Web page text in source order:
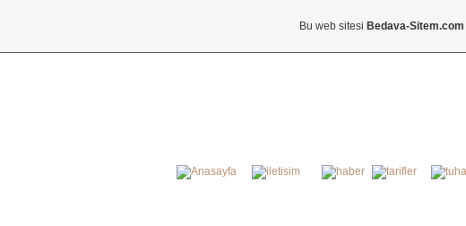
Bu web sitesi Bedava-Sitem.com